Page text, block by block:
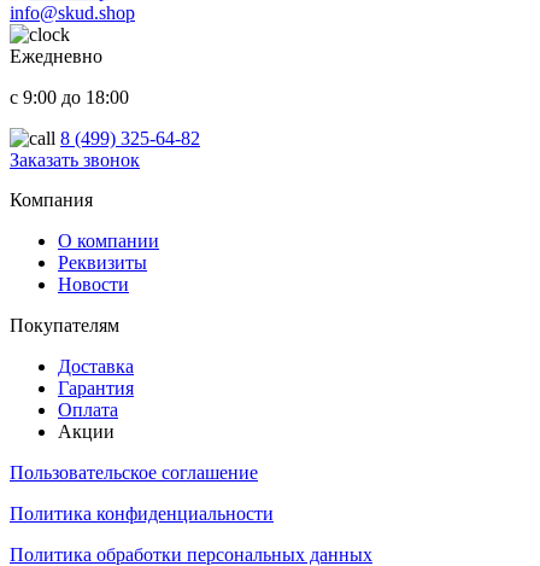
info@skud.shop
Ежедневно
с 9:00 до 18:00
8 (499) 325-64-82
Заказать звонок
Компания
О компании
Реквизиты
Новости
Покупателям
Доставка
Гарантия
Оплата
Акции
Пользовательское соглашение
Политика конфиденциальности
Политика обработки персональных данных